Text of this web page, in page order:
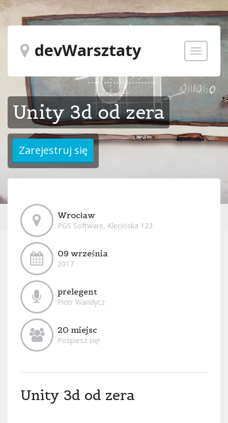
Toggle
devWarsztaty
Unity 3d od zera
Wrocław
PGS Software, Klecińska 123
09 września
2017
prelegent
Piotr Wandycz
20 miejsc
Pospiesz się!
Unity 3d od zera